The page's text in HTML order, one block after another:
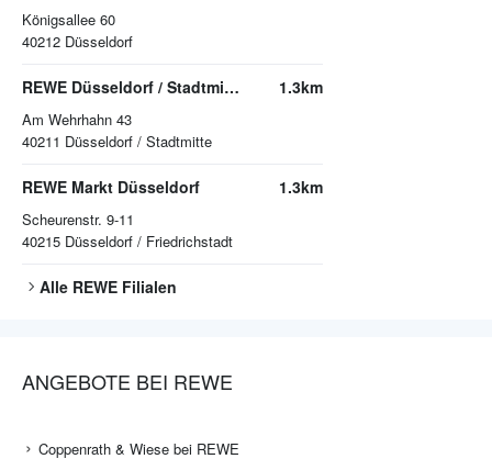
Königsallee 60
40212 Düsseldorf
REWE Düsseldorf / Stadtmitte
Am Wehrhahn 43
40211 Düsseldorf / Stadtmitte
1.3km
REWE Markt Düsseldorf
Scheurenstr. 9-11
40215 Düsseldorf / Friedrichstadt
1.3km
Alle REWE Filialen
ANGEBOTE BEI REWE
Coppenrath & Wiese bei REWE